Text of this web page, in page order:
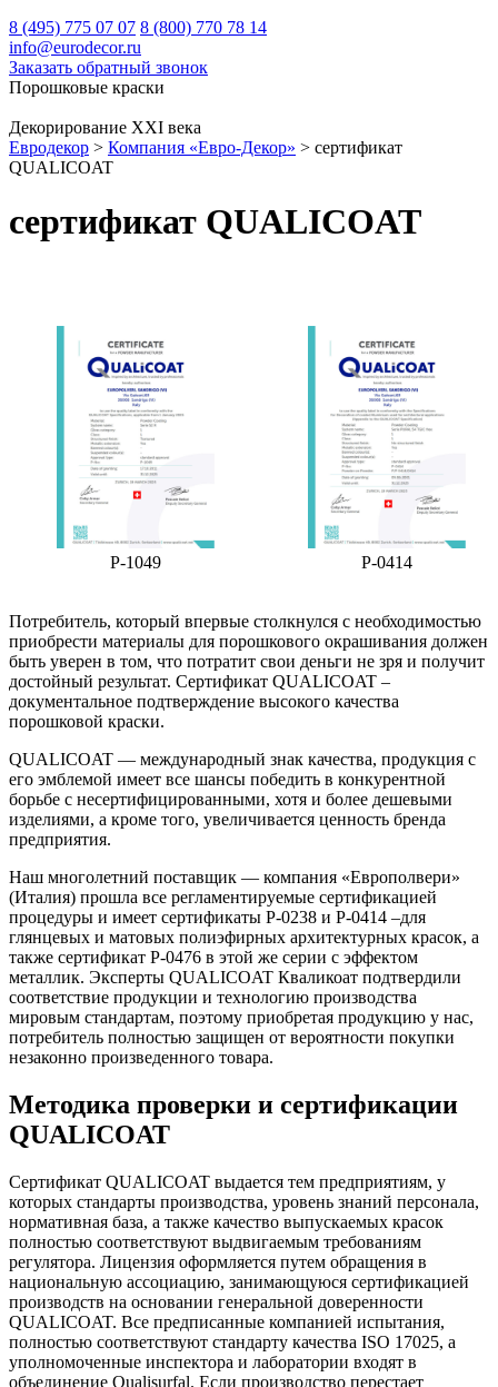
8 (495) 775 07 07 8 (800) 770 78 14
info@eurodecor.ru
Заказать обратный звонок
Порошковые краски
Декорирование XXI века
Евродекор > Компания «Евро-Декор» > сертификат
QUALICOAT
сертификат QUALICOAT
P-1049 P-0414
Потребитель, который впервые столкнулся с необходимостью
приобрести материалы для порошкового окрашивания должен
быть уверен в том, что потратит свои деньги не зря и получит
достойный результат. Сертификат QUALICOAT –
документальное подтверждение высокого качества
порошковой краски.
QUALICOAT — международный знак качества, продукция с
его эмблемой имеет все шансы победить в конкурентной
борьбе с несертифицированными, хотя и более дешевыми
изделиями, а кроме того, увеличивается ценность бренда
предприятия.
Наш многолетний поставщик — компания «Европолвери»
(Италия) прошла все регламентируемые сертификацией
процедуры и имеет сертификаты Р-0238 и Р-0414 –для
глянцевых и матовых полиэфирных архитектурных красок, а
также сертификат Р-0476 в этой же серии с эффектом
металлик. Эксперты QUALICOAT Кваликоат подтвердили
соответствие продукции и технологию производства
мировым стандартам, поэтому приобретая продукцию у нас,
потребитель полностью защищен от вероятности покупки
незаконно произведенного товара.
Методика проверки и сертификации
QUALICOAT
Сертификат QUALICOAT выдается тем предприятиям, у
которых стандарты производства, уровень знаний персонала,
нормативная база, а также качество выпускаемых красок
полностью соответствуют выдвигаемым требованиям
регулятора. Лицензия оформляется путем обращения в
национальную ассоциацию, занимающуюся сертификацией
производств на основании генеральной доверенности
QUALICOAT. Все предписанные компанией испытания,
полностью соответствуют стандарту качества ISO 17025, а
уполномоченные инспектора и лаборатории входят в
объединение Qualisurfal. Если производство перестает